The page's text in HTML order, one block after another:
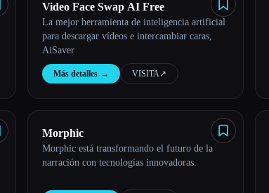
Video Face Swap AI Free
La mejor herramienta de inteligencia artificial
para descargar vídeos e intercambiar caras,
AiSaver
Más detalles → VISITA↗︎
Morphic
Morphic está transformando el futuro de la
narración con tecnologías innovadoras.